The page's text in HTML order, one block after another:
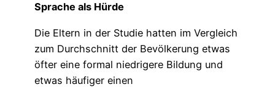
Sprache als Hürde
Die Eltern in der Studie hatten im Vergleich
zum Durchschnitt der Bevölkerung etwas
öfter eine formal niedrigere Bildung und
etwas häufiger einen